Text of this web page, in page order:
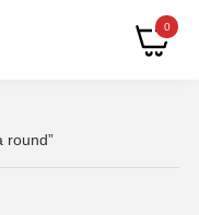
0
round”